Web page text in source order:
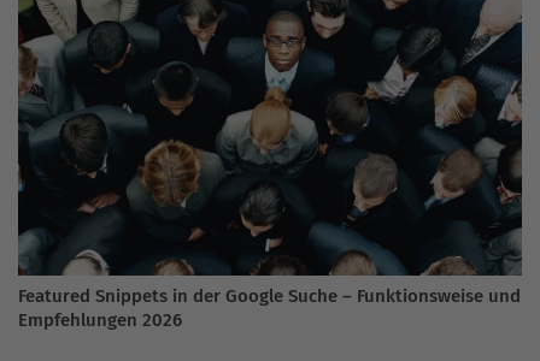
Featured Snippets in der Google Suche – Funktionsweise und
Empfehlungen 2026